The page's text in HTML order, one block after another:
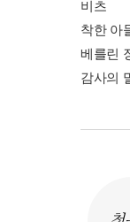
비츠
착한 아
베를린
감사의